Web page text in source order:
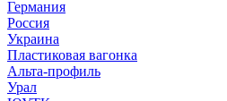
Германия
Россия
Украина
Пластиковая вагонка
Альта-профиль
Урал